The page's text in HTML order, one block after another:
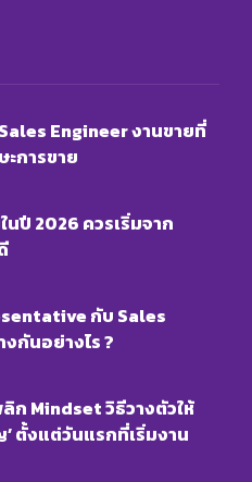
Engineer งานขายที่
ะการขาย
นปี 2026 ควรเริ่มจาก
กับ Sales
กันอย่างไร ?
ก Mindset วิธีวางตัวให้
ตั้งแต่วันแรกที่เริ่มงาน